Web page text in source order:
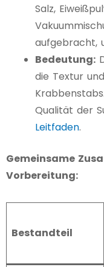
Salz,
aufgebracht,
Bedeutung:
die Textur
Qualität der
Leitfaden.
Gemeinsame
Vorbereitung:
Bestandteil